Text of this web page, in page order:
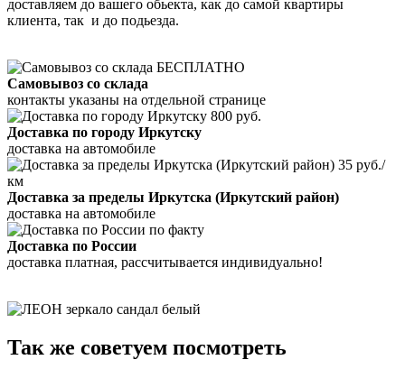
доставляем до вашего обьекта, как до самой квартиры
клиента, так и до подьезда.
БЕСПЛАТНО
Самовывоз со склада
контакты указаны на отдельной странице
800 руб.
Доставка по городу Иркутску
доставка на автомобиле
35 руб./
км
Доставка за пределы Иркутска (Иркутский район)
доставка на автомобиле
по факту
Доставка по России
доставка платная, рассчитывается индивидуально!
Так же советуем посмотреть